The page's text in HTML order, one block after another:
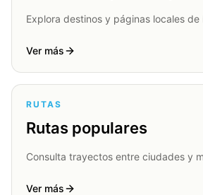
Explora destinos y páginas locales de
Ver más
RUTAS
Rutas populares
Consulta trayectos entre ciudades y
Ver más